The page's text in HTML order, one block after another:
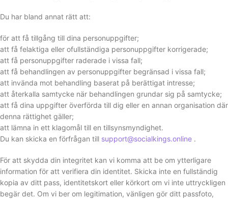
Du har bland annat rätt att:
för att få tillgång till dina personuppgifter;
att få felaktiga eller ofullständiga personuppgifter korrigerade;
att få personuppgifter raderade i vissa fall;
att få behandlingen av personuppgifter begränsad i vissa fall;
att invända mot behandling baserat på berättigat intresse;
att återkalla samtycke när behandlingen grundar sig på samtycke;
att få dina uppgifter överförda till dig eller en annan organisation där
denna rättighet gäller;
att lämna in ett klagomål till en tillsynsmyndighet.
Du kan skicka en förfrågan till support@socialkings.online .
För att skydda din integritet kan vi komma att be om ytterligare
information för att verifiera din identitet. Skicka inte en fullständig
kopia av ditt pass, identitetskort eller körkort om vi inte uttryckligen
begär det. Om vi ​​ber om legitimation, vänligen gör ditt passfoto,